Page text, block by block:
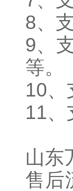
8、
9、
等。
10、
11、
山东
售后